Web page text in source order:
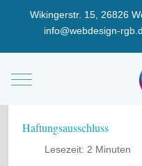
Wikingerstr. 15, 26826
info@webdesign-
Mobile Menu Toggle
Haftungsausschluss
Lesezeit: 2 Minuten